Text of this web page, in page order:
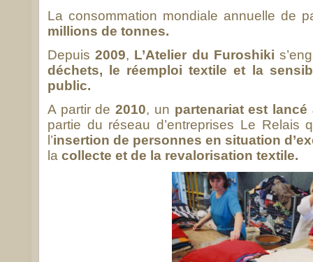
La consommation mondiale annuelle de
millions de tonnes.
Depuis2009, L’Atelier du Furoshiki
déchets, le réemploi textile et la
public.
A partir de2010, un partenariat est
partie du réseau d’entreprises Le Relais
l’insertion de personnes en situation
la collecte et de la revalorisation textile.